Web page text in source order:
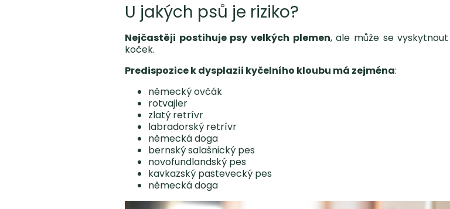
U jakých psů je riziko?
Nejčastěji postihuje psy velkých plemen, ale může se
koček.
Predispozice k dysplazii kyčelního kloubu má zejména:
německý ovčák
rotvajler
zlatý retrívr
labradorský retrívr
německá doga
bernský salašnický pes
novofundlandský pes
kavkazský pastevecký pes
německá doga